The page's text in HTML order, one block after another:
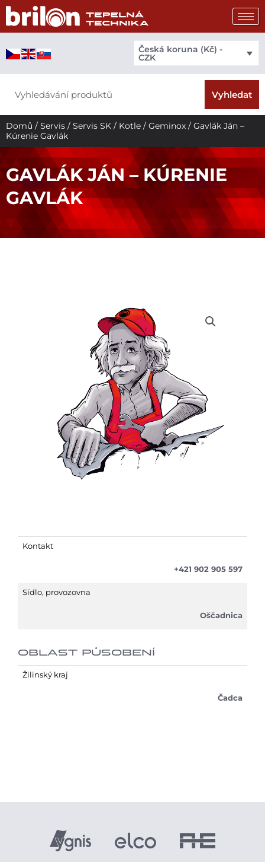
Přeskočit
obsah
Česká koruna (Kč) -
CZK
Vyhledat
Domů / Servis / Servis SK / Kotle / Geminox / Gavlák Ján –
Kúrenie Gavlák
GAVLÁK JÁN – KÚRENIE
GAVLÁK
Kontakt
+421 902 905 597
Sídlo, provozovna
Oščadnica
OBLAST PŮSOBENÍ
Žilinský kraj
Čadca